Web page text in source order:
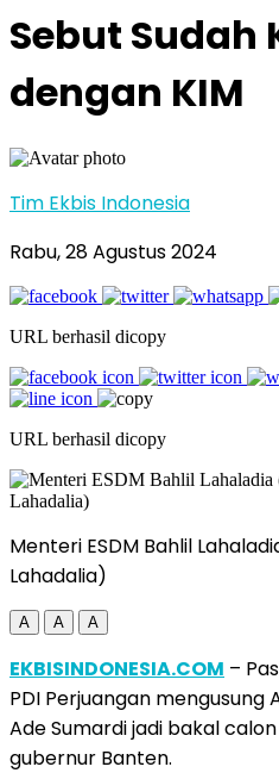
Sebut Sudah
dengan KIM
Tim Ekbis Indonesia
Rabu, 28 Agustus 2024
URL berhasil dicopy
URL berhasil dicopy
Menteri ESDM Bahlil
Lahadalia)
A A A
EKBISINDONESIA.COM –
PDI Perjuangan mengusung
Ade Sumardi jadi bakal
gubernur Banten.